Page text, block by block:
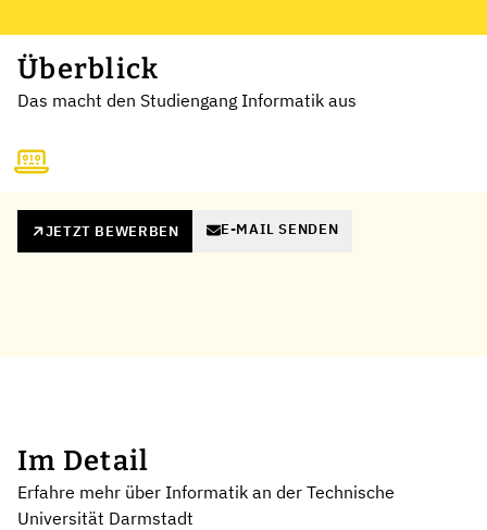
Überblick
Das macht den Studiengang Informatik aus
JETZT BEWERBEN E-MAIL SENDEN
Im Detail
Erfahre mehr über Informatik an der Technische
Universität Darmstadt